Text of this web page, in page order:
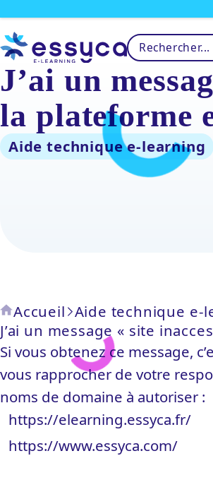
J’ai un
la plateforme
Aide technique e-learning
Accueil Aide technique e-
J’ai un message « site
Si vous obtenez ce message,
vous rapprocher de votre
noms de domaine à autoriser :
https://elearning.essyca.fr/
https://www.essyca.com/